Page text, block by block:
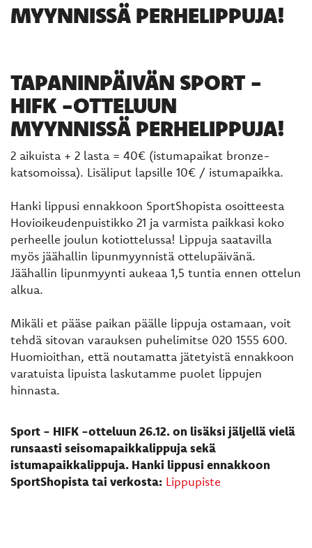
MYYNNISSÄ PERHELIPPUJA!
TAPANINPÄIVÄN SPORT -
HIFK -OTTELUUN
MYYNNISSÄ PERHELIPPUJA!
2 aikuista + 2 lasta = 40€ (istumapaikat bronze-
katsomoissa). Lisäliput lapsille 10€ / istumapaikka.
Hanki lippusi ennakkoon SportShopista osoitteesta
Hovioikeudenpuistikko 21 ja varmista paikkasi koko
perheelle joulun kotiottelussa! Lippuja saatavilla
myös jäähallin lipunmyynnistä ottelupäivänä.
Jäähallin lipunmyynti aukeaa 1,5 tuntia ennen ottelun
alkua.
Mikäli et pääse paikan päälle lippuja ostamaan, voit
tehdä sitovan varauksen puhelimitse 020 1555 600.
Huomioithan, että noutamatta jätetyistä ennakkoon
varatuista lipuista laskutamme puolet lippujen
hinnasta.
Sport - HIFK -otteluun 26.12. on lisäksi jäljellä vielä
runsaasti seisomapaikkalippuja sekä
istumapaikkalippuja. Hanki lippusi ennakkoon
SportShopista tai verkosta: Lippupiste